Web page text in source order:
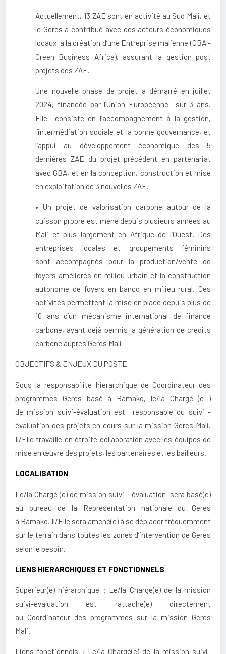
Actuellement, 13 ZAE sont en activité au Sud Mali, et
le Geres a contribué avec des acteurs économiques
locaux à la création d’une Entreprise malienne (GBA -
Green Business Africa), assurant la gestion post
projets des ZAE.
Une nouvelle phase de projet a démarré en juillet
2024, financée par l’Union Européenne sur 3 ans.
Elle consiste en l’accompagnement à la gestion,
l’intermédiation sociale et la bonne gouvernance, et
l’appui au développement économique des 5
dernières ZAE du projet précédent en partenariat
avec GBA, et en la conception, construction et mise
en exploitation de 3 nouvelles ZAE.
• Un projet de valorisation carbone autour de la
cuisson propre est mené depuis plusieurs années au
Mali et plus largement en Afrique de l’Ouest. Des
entreprises locales et groupements féminins
sont accompagnés pour la production/vente de
foyers améliorés en milieu urbain et la construction
autonome de foyers en banco en milieu rural. Ces
activités permettent la mise en place depuis plus de
10 ans d’un mécanisme international de finance
carbone, ayant déjà permis la génération de crédits
carbone auprès Geres Mali
OBJECTIFS & ENJEUX DU POSTE
Sous la responsabilité hiérarchique de Coordinateur des
programmes Geres basé à Bamako, le/la Chargé (e )
de mission suivi-évaluation est responsable du suivi -
évaluation des projets en cours sur la mission Geres Mali.
Il/Elle travaille en étroite collaboration avec les équipes de
mise en œuvre des projets, les partenaires et les bailleurs.
LOCALISATION
Le/la Chargé (e) de mission suivi – évaluation sera basé(e)
au bureau de la Représentation nationale du Geres
à Bamako. Il/Elle sera amené(e) à se déplacer fréquemment
sur le terrain dans toutes les zones d’intervention de Geres
selon le besoin.
LIENS HIERARCHIQUES ET FONCTIONNELS
Supérieur(e) hiérarchique : Le/la Chargé(e) de la mission
suivi-évaluation est rattaché(e) directement
au Coordinateur des programmes sur la mission Geres
Mali.
Liens fonctionnels : Le/la Chargé(e) de la mission suivi-